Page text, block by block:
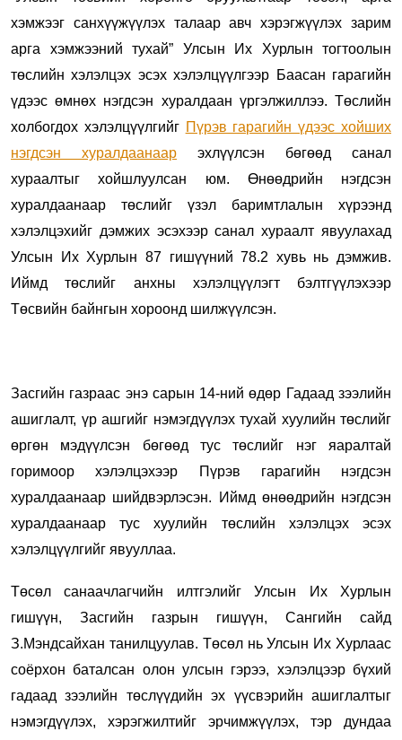
хэмжээг санхүүжүүлэх талаар авч хэрэгжүүлэх зарим
арга хэмжээний тухай” Улсын Их Хурлын тогтоолын
төслийн хэлэлцэх эсэх хэлэлцүүлгээр Баасан гарагийн
үдээс өмнөх нэгдсэн хуралдаан үргэлжиллээ. Төслийн
холбогдох хэлэлцүүлгийг Пүрэв гарагийн үдээс хойших
нэгдсэн хуралдаанаар эхлүүлсэн бөгөөд санал
хураалтыг хойшлуулсан юм. Өнөөдрийн нэгдсэн
хуралдаанаар төслийг үзэл баримтлалын хүрээнд
хэлэлцэхийг дэмжих эсэхээр санал хураалт явуулахад
Улсын Их Хурлын 87 гишүүний 78.2 хувь нь дэмжив.
Иймд төслийг анхны хэлэлцүүлэгт бэлтгүүлэхээр
Төсвийн байнгын хороонд шилжүүлсэн.
Засгийн газраас энэ сарын 14-ний өдөр Гадаад зээлийн
ашиглалт, үр ашгийг нэмэгдүүлэх тухай хуулийн төслийг
өргөн мэдүүлсэн бөгөөд тус төслийг нэг яаралтай
горимоор хэлэлцэхээр Пүрэв гарагийн нэгдсэн
хуралдаанаар шийдвэрлэсэн. Иймд өнөөдрийн нэгдсэн
хуралдаанаар тус хуулийн төслийн хэлэлцэх эсэх
хэлэлцүүлгийг явууллаа.
Төсөл санаачлагчийн илтгэлийг Улсын Их Хурлын
гишүүн, Засгийн газрын гишүүн, Сангийн сайд
З.Мэндсайхан танилцуулав. Төсөл нь Улсын Их Хурлаас
соёрхон баталсан олон улсын гэрээ, хэлэлцээр бүхий
гадаад зээлийн төслүүдийн эх үүсвэрийн ашиглалтыг
нэмэгдүүлэх, хэрэгжилтийг эрчимжүүлэх, тэр дундаа